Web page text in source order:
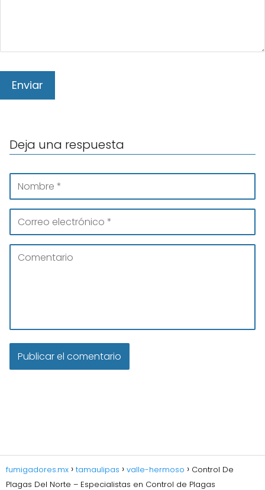
Deja una respuesta
fumigadores.mx tamaulipas valle-hermoso
Control De
Plagas Del Norte – Especialistas en Control de Plagas